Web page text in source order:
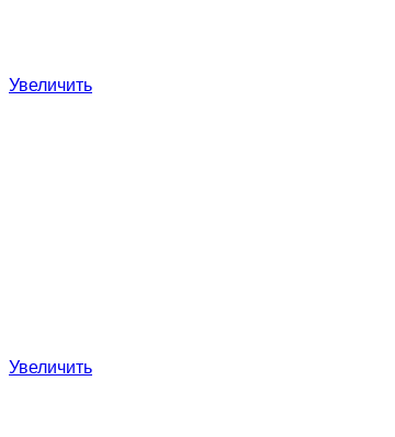
Увеличить
Увеличить